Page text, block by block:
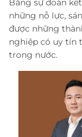
Bằng sự đoàn
những nỗ lực,
được những
nghiệp có uy tín
trong nước.